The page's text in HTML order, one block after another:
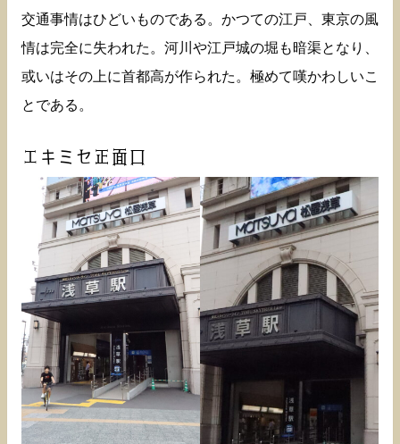
交通事情はひどいものである。かつての江戸、東京の風
情は完全に失われた。河川や江戸城の堀も暗渠となり、
或いはその上に首都高が作られた。極めて嘆かわしいこ
とである。
エキミセ正面口